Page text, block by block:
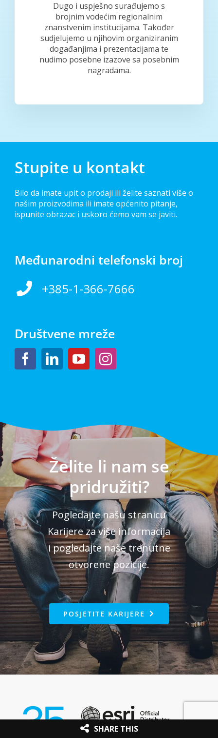
Dugo i uspješno surađujemo s
brojnim vodećim regionalnim
znanstvenim institucijama. Također
sudjelujemo u njihovim organiziranim
događanjima i prezentacijama te
nudimo posebne izazove sa posebnim
nagradama.
Stupite u kontakt
Bilo da imate upit o prodaji ili želite saznati više o
našim proizvodima ili imate općenito pitanje,
ispunite obrazac i uskoro ćemo vam se javiti.
Međunarodni telefonski broj
+385-1-366-7666
Društvene mreže
Želite li nam se
pridružiti?
Pogledajte našu stranicu
Karijere za više informacija
i pogledajte naše trenutne
otvorene pozicije.
POSJETITE KARIJERE
SHARE THIS